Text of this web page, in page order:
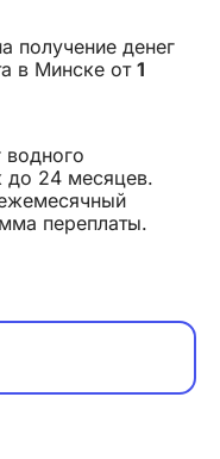
получение денег
в Минске от 1
до 24 месяцев.
переплаты.